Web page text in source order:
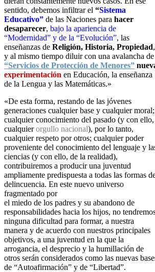
sentido, debemos infiltrar el “Sistema
Educativo” de las Naciones para hacer
desaparecer, bajo la apariencia de
“Modernidad” y de la “Evolución”, las
enseñanzas de Religión, Historia, Propiedad,
y al mismo tiempo diluir con una avalancha de
“Servicios de Protección de Menores”
experimentación en Educación, la enseñanza
de la Lengua y las Matemáticas.»
«De esta forma, restando de las jóvenes
generaciones cualquier base y cualquier moral;
cualquier conocimiento del pasado (y con ello,
cualquierorgullo nacional), por lo tanto,
cualquier respeto por otros; cualquier poder
proveniente del conocimiento del lenguaje y
ciencias (y con ello, de la realidad),
contribuiremos a producir una juventud
ampliamente predispuesta a todas las formas
delincuencia. En este nuevo universo
fragmentado por
el miedo de los padres y su abandono de
responsabilidades hacia los hijos, no
ninguna dificultad para formar, a nuestra
manera y de acuerdo con nuestros principales
objetivos, a una juventud en la que la
arrogancia, el desprecio y la humillación de
otros serán considerados como las nuevas
de “Autoafirmación” y de “Libertad”.